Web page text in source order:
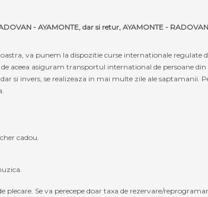
- AYAMONTE, dar si retur, AYAMONTE -
va punem la dispozitie curse internationale regulate
aceea asiguram transportul international de persoane
si invers, se realizeaza in mai multe zile ale
cadou.
Se va perecepe doar taxa de rezervare/